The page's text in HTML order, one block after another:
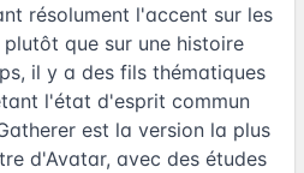
résolument l'accent sur les
que sur une histoire
il y a des fils thématiques
l'état d'esprit commun
est la version la plus
d'Avatar, avec des études